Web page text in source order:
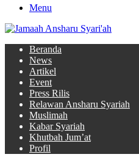
Menu
Beranda
News
Artikel
Event
Press Rilis
Relawan Ansharu Syariah
Muslimah
Kabar Syariah
Khutbah Jum’at
Profil